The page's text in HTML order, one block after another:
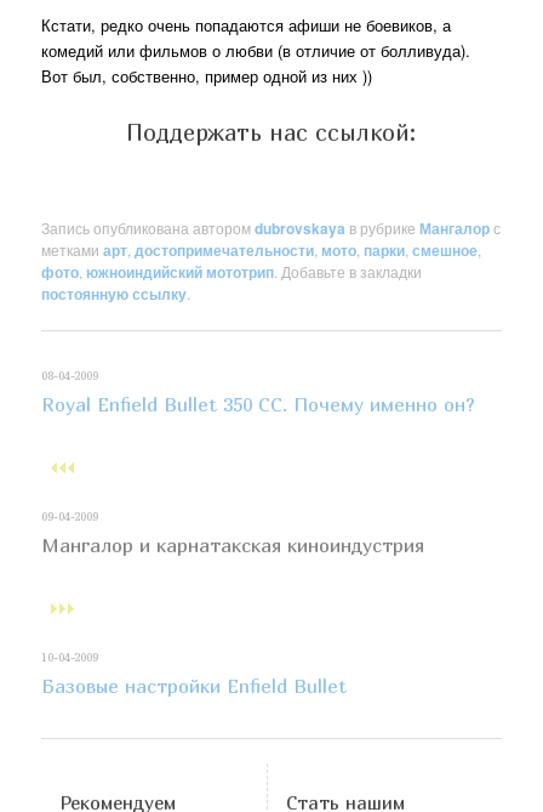
Кстати, редко очень попадаются афиши не боевиков, а
комедий или фильмов о любви (в отличие от болливуда).
Вот был, собственно, пример одной из них ))
Поддержать нас ссылкой:
Запись опубликована авторомdubrovskaya в рубрикеМангалорс
меткамиарт достопримечательности мото парки ,смешное
фото южноиндийский мототрип . Добавьте в закладки
постоянную ссылку
08-04-2009
Royal Enfield Bullet 350 CC. Почему именно он?
09-04-2009
Мангалор и карнатакская киноиндустрия
10-04-2009
Базовые настройки Enfield Bullet
Рекомендуем
Стать нашим